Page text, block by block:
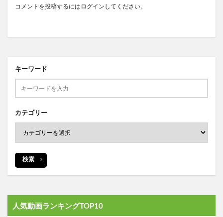
コメントを投稿するには ログイン してください。
キーワード
カテゴリー
検索
人気動画ランキングTOP10